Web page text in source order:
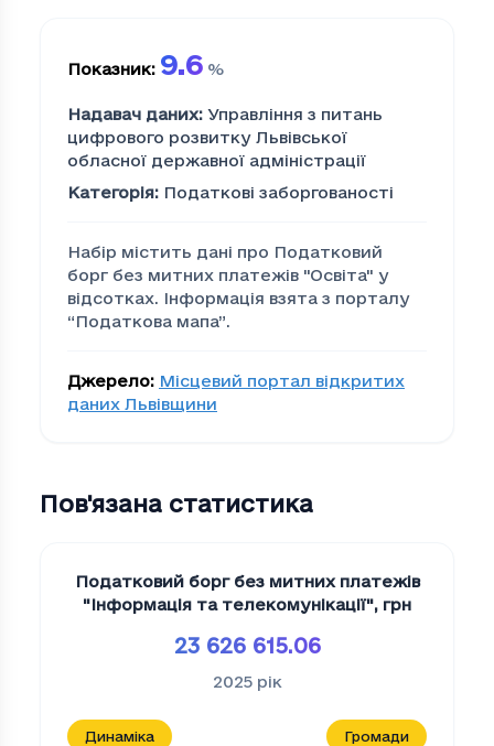
Показник: 9.6 %
Надавач даних: Управління з питань
цифрового розвитку Львівської
обласної державної адміністрації
Категорія: Податкові заборгованості
Набір містить дані про Податковий
борг без митних платежів "Освiта" у
відсотках. Інформація взята з порталу
“Податкова мапа”.
Джерело: Місцевий портал відкритих
даних Львівщини
Пов'язана статистика
Податковий борг без митних платежів
"Iнформацiя та телекомунiкацiї", грн
23 626 615.06
2025 рік
Динаміка Громади